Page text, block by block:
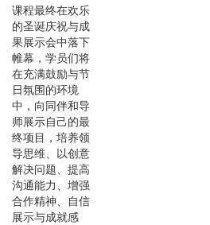
课程最终在欢乐
的圣诞庆祝与成
果展示会中落下
帷幕，学员们将
在充满鼓励与节
日氛围的环境
中，向同伴和导
师展示自己的最
终项目，培养领
导思维、以创意
解决问题、提高
沟通能力、增强
合作精神、自信
展示与成就感